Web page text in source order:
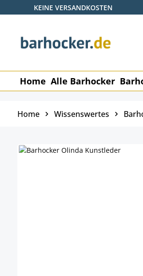
Hauptinhalt springen
Zur Suche springen
Zur Hauptnavigation springen
KEINE VERSANDKOSTEN
Home Alle Barhocker
Home Wissenswertes